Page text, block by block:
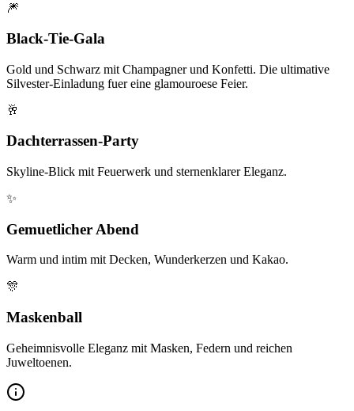
🎆
Black-Tie-Gala
Gold und Schwarz mit Champagner und Konfetti. Die ultimative
Silvester-Einladung fuer eine glamouroese Feier.
🥂
Dachterrassen-Party
Skyline-Blick mit Feuerwerk und sternenklarer Eleganz.
✨
Gemuetlicher Abend
Warm und intim mit Decken, Wunderkerzen und Kakao.
🎊
Maskenball
Geheimnisvolle Eleganz mit Masken, Federn und reichen
Juweltoenen.